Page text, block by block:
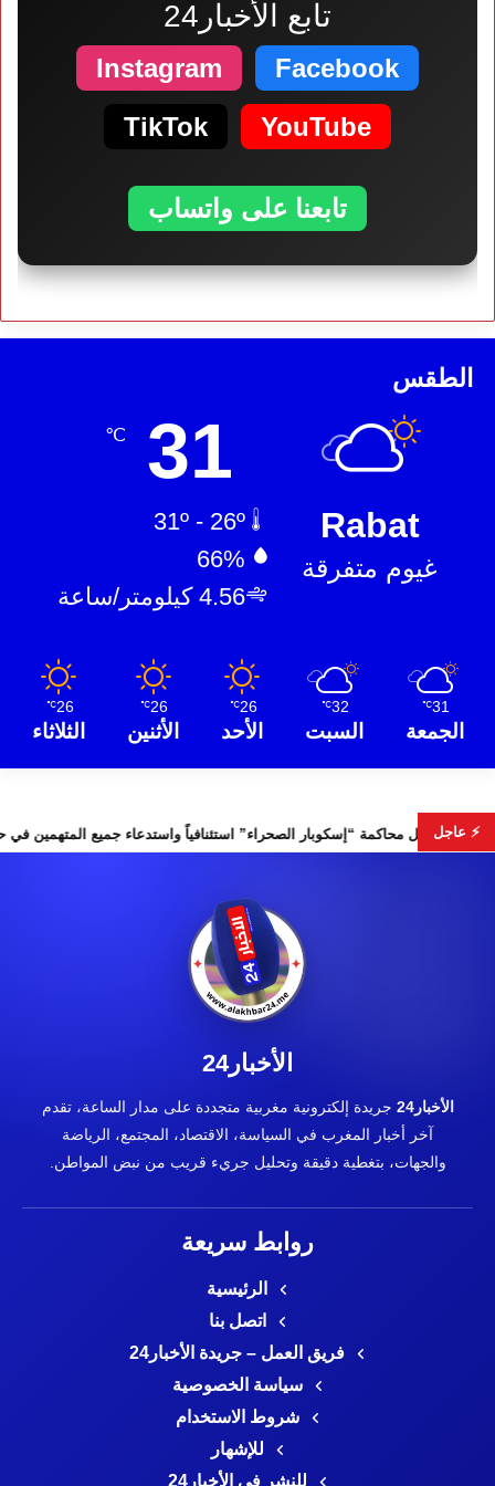
تابع الأخبار24
Facebook
Instagram
YouTube
TikTok
تابعنا على واتساب
الطقس
Rabat
غيوم متفرقة
31
℃
66%
4.56 كيلومتر/ساعة
31
℃
الجمعة
32
℃
السبت
26
℃
الأحد
26
℃
الأثنين
26
℃
الثلاثاء
⚡ عاجل تأجيل محاكمة “إسكوبار الصحراء” استئنافياً واستدعاء
الأخبار24
الأخبار24
جريدة إلكترونية مغربية متجددة على مدار الساعة، تقدم
آخر أخبار المغرب في السياسة، الاقتصاد، المجتمع، الرياضة
والجهات، بتغطية دقيقة وتحليل جريء قريب من نبض المواطن.
روابط سريعة
الرئيسية
اتصل بنا
فريق العمل – جريدة الأخبار24
سياسة الخصوصية
شروط الاستخدام
للإشهار
للنشر في الأخبار24